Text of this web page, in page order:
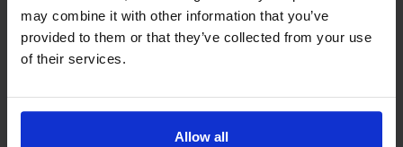
may combine it with other information that you’ve
provided to them or that they’ve collected from your use
of their services.
Allow all
Van retailer naar
softwarebouwer